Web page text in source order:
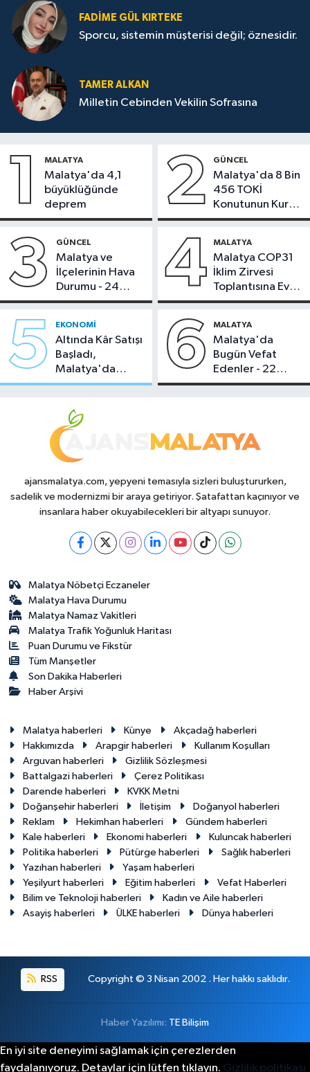
FADIME GÜL KIRTEKE
Sporcu, sistemin müşterisi değil; öznesidir.
TAMER ALKAN
Milletin Cebinden Vekilin Sofrasına
1 MALATYA
Malatya'da 4,1
büyüklüğünde
deprem
2 GÜNCEL
Malatya'da 8 Bin
456 TOKİ
Konutunun Kurası
Bugün Çekiliyor
3 GÜNCEL
Malatya ve
İlçelerinin Hava
Durumu - 24
Temmuz 2026
4 MALATYA
Malatya COP31
İklim Zirvesi
Toplantısına Ev
Sahipliği Yaptı
5 EKONOMI
Altında Kâr Satışı
Başladı,
Malatya'da
Makas Ne
6 MALATYA
Malatya'da
Bugün Vefat
Edenler - 22
Temmuz 2026
ajansmalatya.com, yepyeni temasıyla sizleri buluştururken,
sadelik ve modernizmi bir araya getiriyor. Şatafattan kaçınıyor ve
insanlara haber okuyabilecekleri bir altyapı sunuyor.
Malatya Nöbetçi Eczaneler
Malatya Hava Durumu
Malatya Namaz Vakitleri
Malatya Trafik Yoğunluk Haritası
Puan Durumu ve Fikstür
Tüm Manşetler
Son Dakika Haberleri
Haber Arşivi
Malatya haberleri Künye
Akçadağ haberleri
Hakkımızda
Arapgir haberleri
Kullanım Koşulları
Arguvan haberleri
Gizlilik Sözleşmesi
Battalgazi haberleri
Çerez Politikası
Darende haberleri
KVKK Metni
Doğanşehir haberleri
İletişim
Doğanyol haberleri
Reklam
Hekimhan haberleri
Gündem haberleri
Kale haberleri
Ekonomi haberleri
Kuluncak haberleri
Politika haberleri
Pütürge haberleri
Sağlık haberleri
Yazıhan haberleri
Yaşam haberleri
Yeşilyurt haberleri
Eğitim haberleri
Vefat Haberleri
Bilim ve Teknoloji haberleri
Kadın ve Aile haberleri
Asayiş haberleri
ÜLKE haberleri Dünya haberleri
RSS Copyright © 3 Nisan 2002 . Her hakkı saklıdır.
Haber Yazılımı: TE Bilişim
En iyi site deneyimi sağlamak için çerezlerden
faydalanıyoruz. Detaylar için lütfen tıklayın. Gizlilik politikası